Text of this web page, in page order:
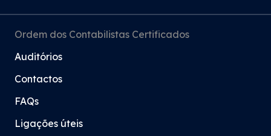
Ordem dos Contabilistas Certificados
Auditórios
Contactos
FAQs
Ligações úteis